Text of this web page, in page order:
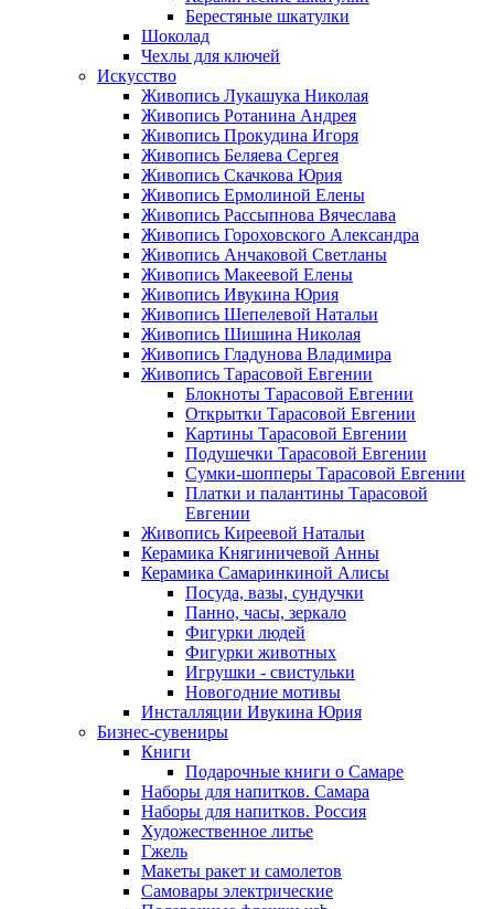
Берестяные шкатулки
Шоколад
Чехлы для ключей
Искусство
Живопись Лукашука Николая
Живопись Ротанина Андрея
Живопись Прокудина Игоря
Живопись Беляева Сергея
Живопись Скачкова Юрия
Живопись Ермолиной Елены
Живопись Рассыпнова Вячеслава
Живопись Гороховского Александра
Живопись Анчаковой Светланы
Живопись Макеевой Елены
Живопись Ивукина Юрия
Живопись Шепелевой Натальи
Живопись Шишина Николая
Живопись Гладунова Владимира
Живопись Тарасовой Евгении
Блокноты Тарасовой Евгении
Открытки Тарасовой Евгении
Картины Тарасовой Евгении
Подушечки Тарасовой Евгении
Сумки-шопперы Тарасовой Евгении
Платки и палантины Тарасовой
Евгении
Живопись Киреевой Натальи
Керамика Княгиничевой Анны
Керамика Самаринкиной Алисы
Посуда, вазы, сундучки
Панно, часы, зеркало
Фигурки людей
Фигурки животных
Игрушки - свистульки
Новогодние мотивы
Инсталляции Ивукина Юрия
Бизнес-сувениры
Книги
Подарочные книги о Самаре
Наборы для напитков. Самара
Наборы для напитков. Россия
Художественное литье
Гжель
Макеты ракет и самолетов
Самовары электрические